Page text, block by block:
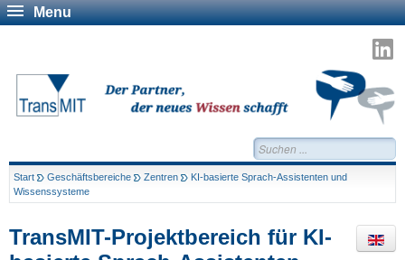
Menu
Suchen...
Start Geschäftsbereiche Zentren
KI-basierte Sprach-Assistenten und
Wissenssysteme
TransMIT-Projektbereich für KI-